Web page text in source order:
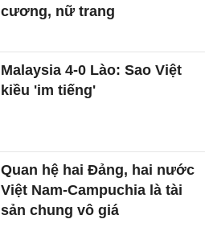
cương, nữ trang
Malaysia 4-0 Lào: Sao Việt
kiều 'im tiếng'
Quan hệ hai Đảng, hai nước
Việt Nam-Campuchia là tài
sản chung vô giá ​